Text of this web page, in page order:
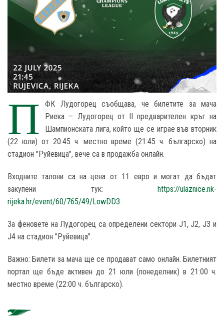
П
ФК Лудогорец съобщава, че билетите за мача
Риека – Лудогорец от II предварителен кръг на
Шампионската лига, който ще се играе във вторник
(22 юли) от 20:45 ч. местно време (21:45 ч. българско) на
стадион "Руйевица", вече са в продажба онлайн.
Входните талони са на цена от 11 евро и могат да бъдат
закупени тук: https://ulaznice.nk-
rijeka.hr/event/60/765/49/LowDD3
За феновете на Лудогорец са определени сектори J1, J2, J3 и
J4 на стадион "Руйевица".
Важно: Билети за мача ще се продават само онлайн. Билетният
портал ще бъде активен до 21 юли (понеделник) в 21:00 ч.
местно време (22:00 ч. българско).